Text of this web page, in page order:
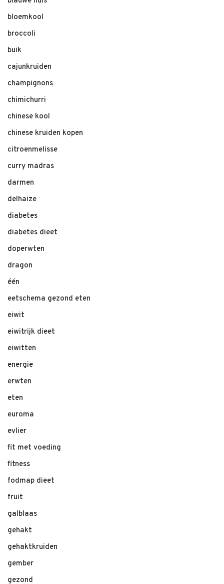
bloemkool
broccoli
buik
cajunkruiden
champignons
chimichurri
chinese kool
chinese kruiden kopen
citroenmelisse
curry madras
darmen
delhaize
diabetes
diabetes dieet
doperwten
dragon
één
eetschema gezond eten
eiwit
eiwitrijk dieet
eiwitten
energie
erwten
eten
euroma
evlier
fit met voeding
fitness
fodmap dieet
fruit
galblaas
gehakt
gehaktkruiden
gember
gezond